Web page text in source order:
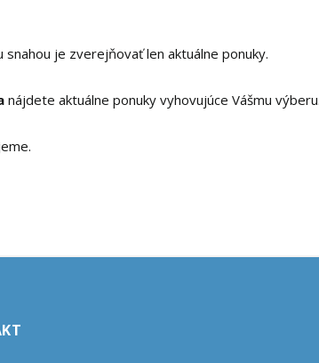
je zverejňovať len aktuálne ponuky.
nájdete aktuálne ponuky vyhovujúce Vášmu výberu.